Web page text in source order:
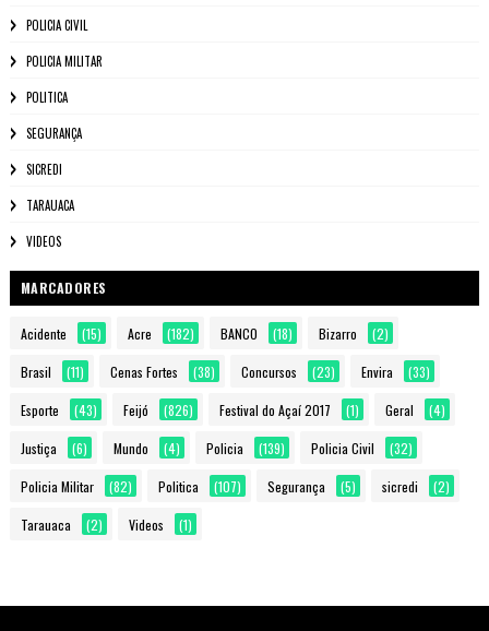
POLICIA CIVIL
POLICIA MILITAR
POLITICA
SEGURANÇA
SICREDI
TARAUACA
VIDEOS
MARCADORES
Acidente (15) Acre (182) BANCO (18) Bizarro (2)
Brasil (11) Cenas Fortes (38) Concursos (23) Envira (33)
Esporte (43) Feijó (826) Festival do Açaí 2017 (1) Geral (4)
Justiça (6) Mundo (4) Policia (139) Policia Civil (32)
Policia Militar (82) Politica (107) Segurança (5) sicredi (2)
Tarauaca (2) Videos (1)